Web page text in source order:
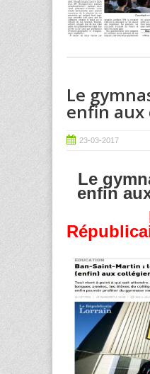
Le
enfin aux
23-03-2017
Le
enfin